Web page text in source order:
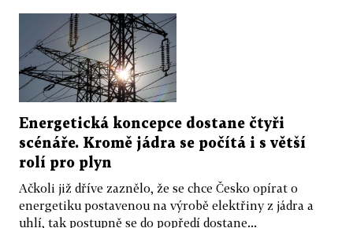
Energetická koncepce dostane čtyři
scénáře. Kromě jádra se počítá i s větší
rolí pro plyn
Ačkoli již dříve zaznělo, že se chce Česko opírat o
energetiku postavenou na výrobě elektřiny z jádra a
uhlí, tak postupně se do popředí dostane...